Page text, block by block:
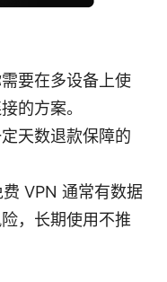
要在多设备上使
的方案。
天数退款保障的
VPN 通常有数据
，长期使用不推